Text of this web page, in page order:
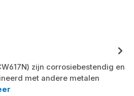
zijn corrosiebestendig en
met andere metalen